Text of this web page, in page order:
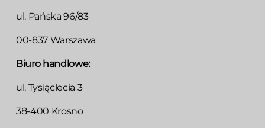
ul. Pańska 96/83
00-837 Warszawa
Biuro handlowe:
ul. Tysiąclecia 3
38-400 Krosno